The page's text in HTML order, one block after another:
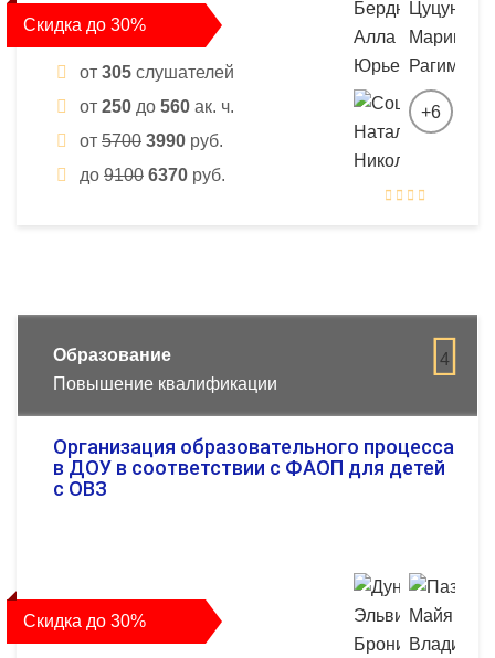
Скидка до 30%
от 305 слушателей
от 250 до 560 ак. ч.
от 5700 3990 руб.
до 9100 6370 руб.
+6
4
Образование
Повышение квалификации
Организация образовательного процесса
в ДОУ в соответствии с ФАОП для детей
с ОВЗ
Скидка до 30%